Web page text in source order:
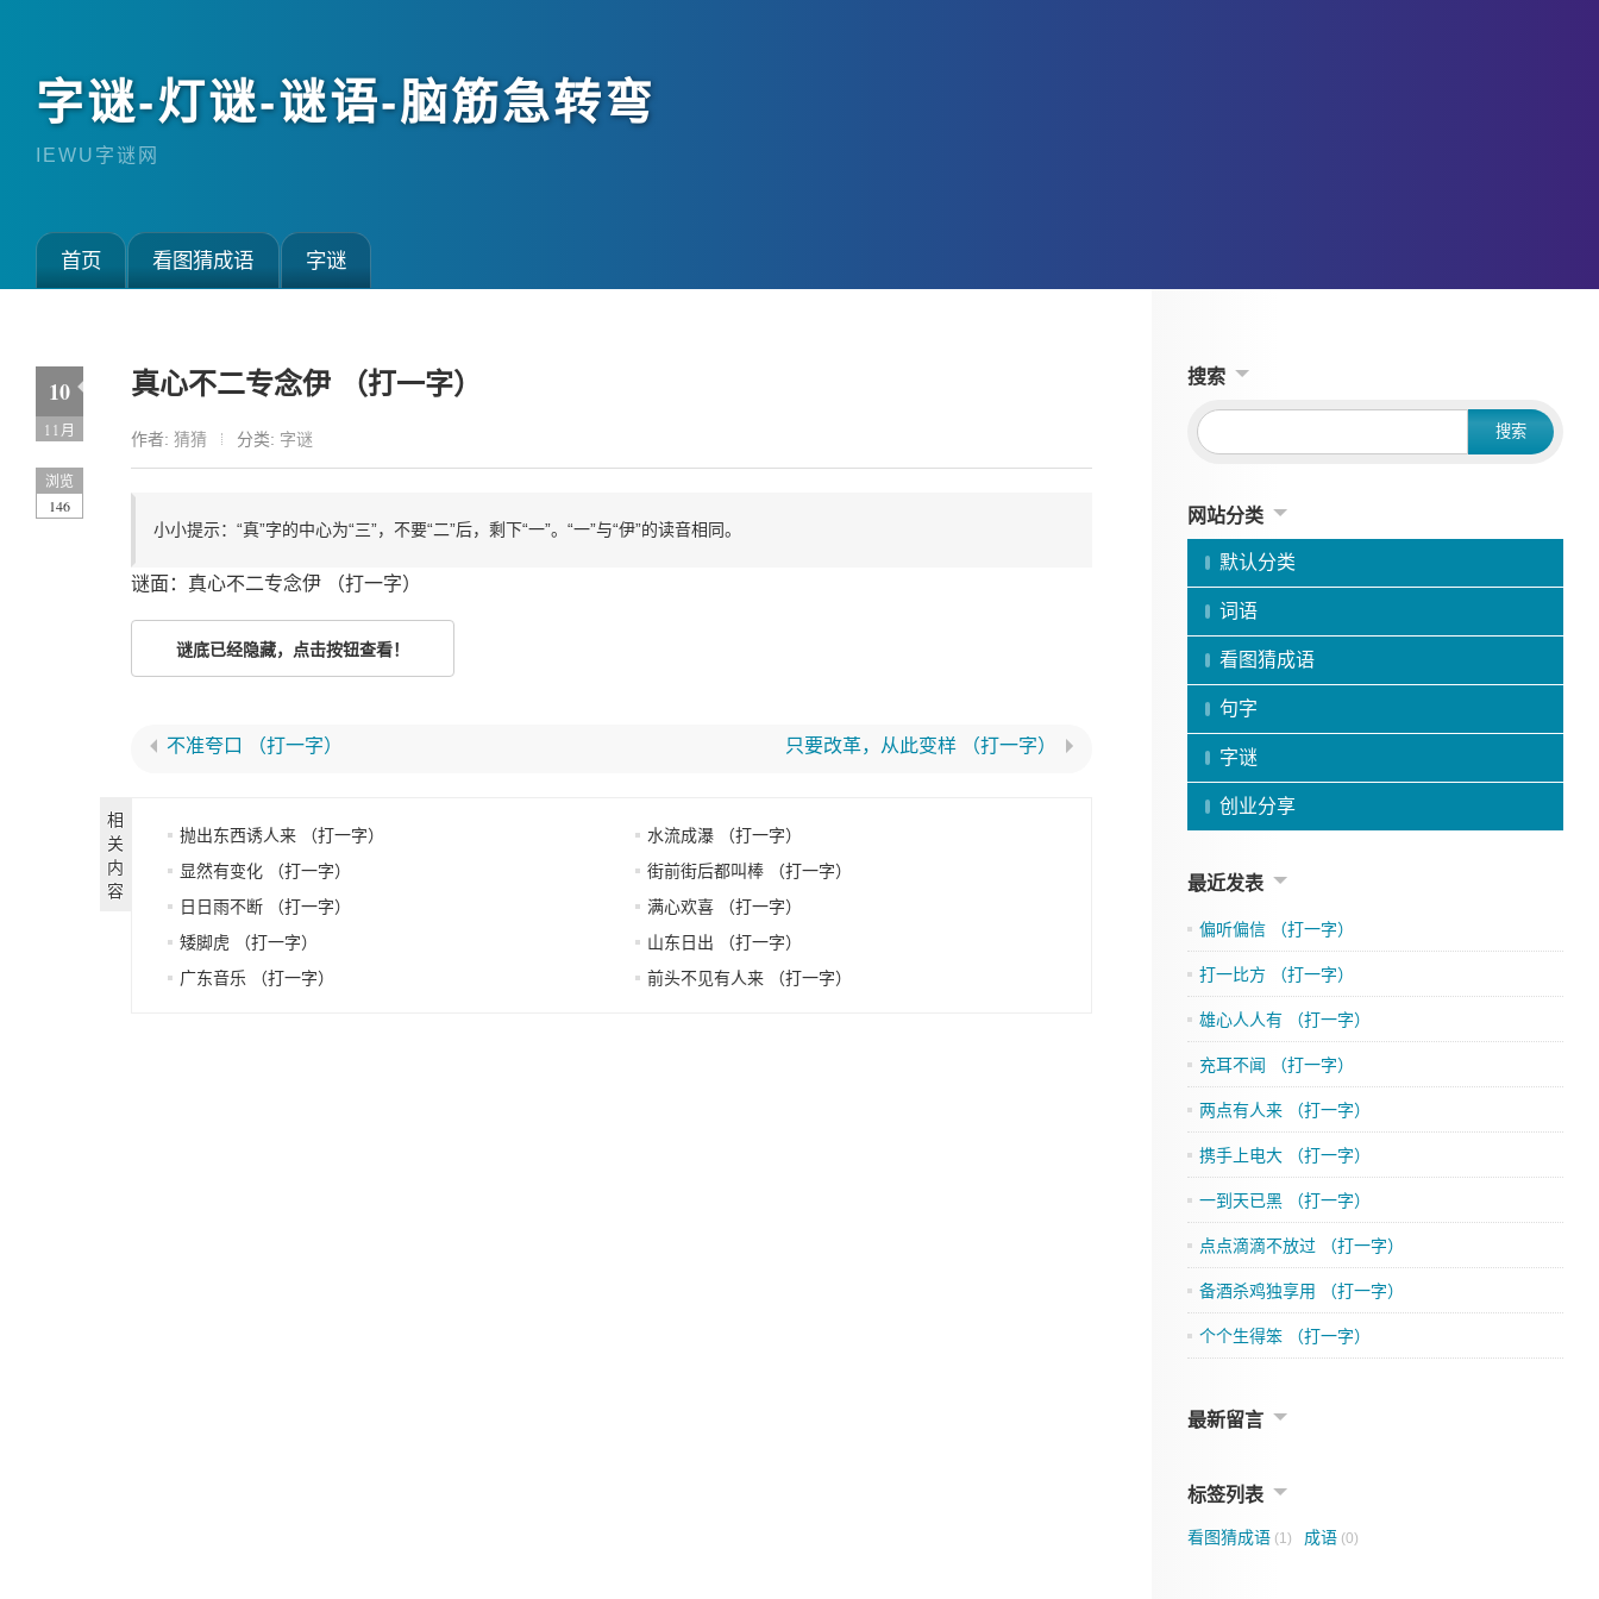
字谜-灯谜-谜语-脑筋急转弯
IEWU字谜网
首页 看图猜成语 字谜
真心不二专念伊 （打一字）
作者: 猜猜 分类: 字谜
小小提示：“真”字的中心为“三”，不要“二”后，剩下“一”。“一”与“伊”的读音相同。
谜面：真心不二专念伊 （打一字）
谜底已经隐藏，点击按钮查看！
10
11月
浏览
146
不准夸口 （打一字） 只要改革，从此变样 （打一字）
相
关
内
容
抛出东西诱人来 （打一字）
水流成瀑 （打一字）
显然有变化 （打一字）
街前街后都叫棒 （打一字）
日日雨不断 （打一字）
满心欢喜 （打一字）
矮脚虎 （打一字）
山东日出 （打一字）
广东音乐 （打一字）
前头不见有人来 （打一字）
搜索
网站分类
默认分类
词语
看图猜成语
句字
字谜
创业分享
最近发表
偏听偏信 （打一字）
打一比方 （打一字）
雄心人人有 （打一字）
充耳不闻 （打一字）
两点有人来 （打一字）
携手上电大 （打一字）
一到天已黑 （打一字）
点点滴滴不放过 （打一字）
备酒杀鸡独享用 （打一字）
个个生得笨 （打一字）
最新留言
标签列表
看图猜成语(1) 成语(0)